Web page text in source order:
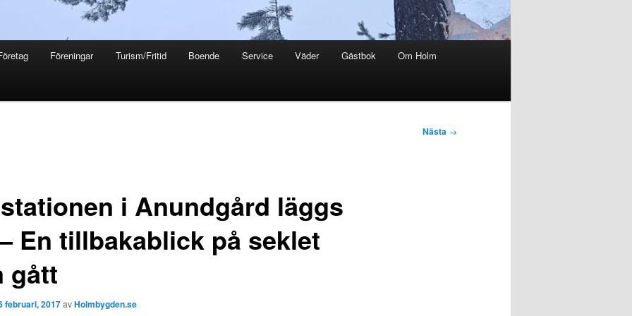
Föreningar Turism/Fritid Boende Service Väder Gästbok Om Holm
Nästa →
i Anundgård läggs
En tillbakablick på seklet
gått
februari, 2017avHolmbygden.se